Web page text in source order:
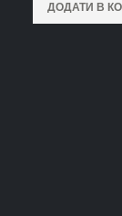
ДОДАТИ В